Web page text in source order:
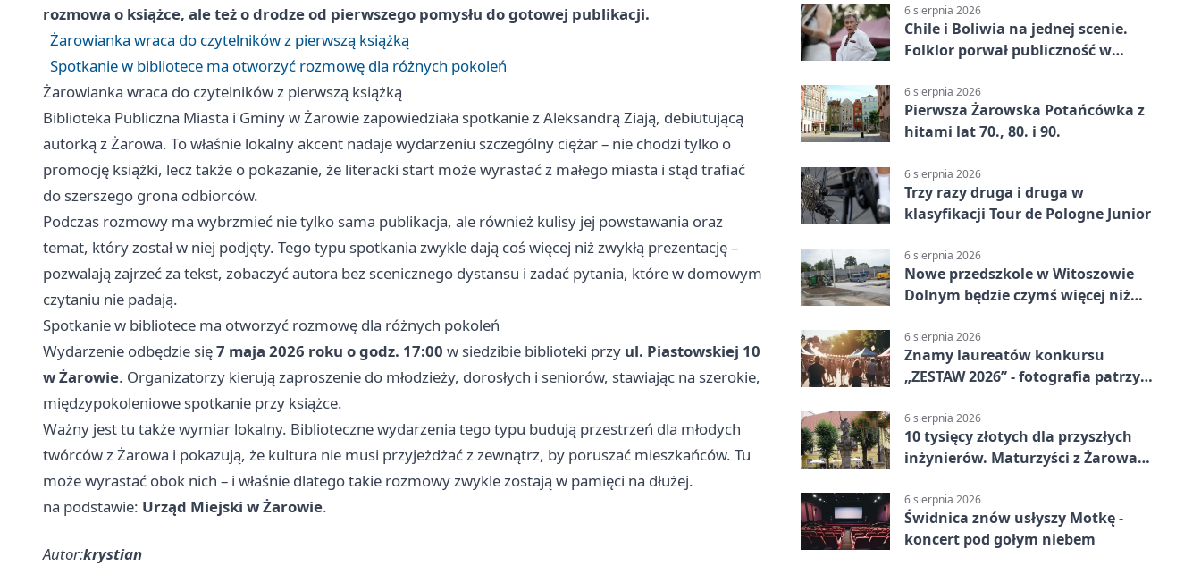
rozmowa o książce, ale też o drodze od pierwszego pomysłu do gotowej publikacji.
Żarowianka wraca do czytelników z pierwszą książką
Spotkanie w bibliotece ma otworzyć rozmowę dla różnych pokoleń
Żarowianka wraca do czytelników z pierwszą książką
Biblioteka Publiczna Miasta i Gminy w Żarowie zapowiedziała spotkanie z Aleksandrą Ziają, debiutującą
autorką z Żarowa. To właśnie lokalny akcent nadaje wydarzeniu szczególny ciężar – nie chodzi tylko o
promocję książki, lecz także o pokazanie, że literacki start może wyrastać z małego miasta i stąd trafiać
do szerszego grona odbiorców.
Podczas rozmowy ma wybrzmieć nie tylko sama publikacja, ale również kulisy jej powstawania oraz
temat, który został w niej podjęty. Tego typu spotkania zwykle dają coś więcej niż zwykłą prezentację –
pozwalają zajrzeć za tekst, zobaczyć autora bez scenicznego dystansu i zadać pytania, które w domowym
czytaniu nie padają.
Spotkanie w bibliotece ma otworzyć rozmowę dla różnych pokoleń
Wydarzenie odbędzie się7 maja 2026 roku o godz. 17:00 w siedzibie biblioteki przy ul. Piastowskiej 10
w Żarowie. Organizatorzy kierują zaproszenie do młodzieży, dorosłych i seniorów, stawiając na szerokie,
międzypokoleniowe spotkanie przy książce.
Ważny jest tu także wymiar lokalny. Biblioteczne wydarzenia tego typu budują przestrzeń dla młodych
twórców z Żarowa i pokazują, że kultura nie musi przyjeżdżać z zewnątrz, by poruszać mieszkańców. Tu
może wyrastać obok nich – i właśnie dlatego takie rozmowy zwykle zostają w pamięci na dłużej.
na podstawie: Urząd Miejski w Żarowie.
Autor:krystian
6 sierpnia 2026
Chile i Boliwia na jednej scenie.
Folklor porwał publiczność w
6 sierpnia 2026
Pierwsza Żarowska Potańcówka z
hitami lat 70., 80. i 90.
6 sierpnia 2026
Trzy razy druga i druga w
klasyfikacji Tour de Pologne Junior
6 sierpnia 2026
Nowe przedszkole w Witoszowie
Dolnym będzie czymś więcej niż
6 sierpnia 2026
Znamy laureatów konkursu
„ZESTAW 2026” - fotografia patrzy
6 sierpnia 2026
10 tysięcy złotych dla przyszłych
inżynierów. Maturzyści z Żarowa
6 sierpnia 2026
Świdnica znów usłyszy Motkę -
koncert pod gołym niebem